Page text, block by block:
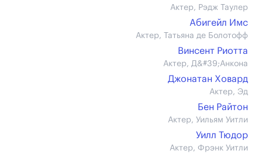
Актер, Рэдж Таулер
Абигейл Имс
Актер, Татьяна де Болотофф
Винсент Риотта
Актер, Д&#39;Анкона
Джонатан Ховард
Актер, Эд
Бен Райтон
Актер, Уильям Уитли
Уилл Тюдор
Актер, Фрэнк Уитли